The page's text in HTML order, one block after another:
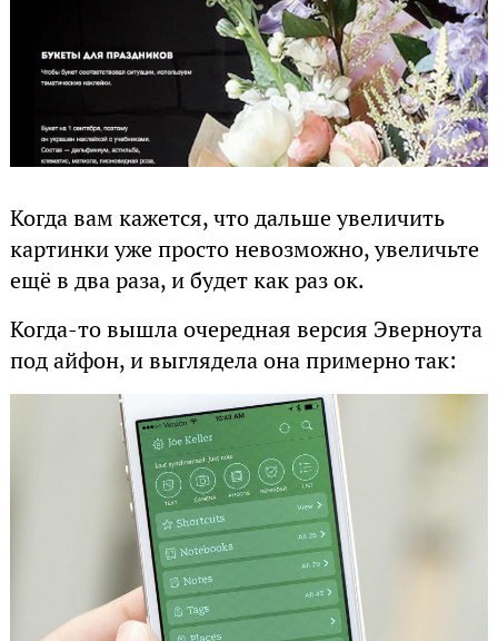
Когда вам кажется, что дальше увеличить
картинки уже просто невозможно, увеличьте
ещё в два раза, и будет как раз ок.
Когда-то вышла очередная версия Эверноута
под айфон, и выглядела она примерно так: